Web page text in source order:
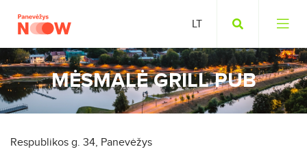
MĖSMALĖ GRILL PUB
Respublikos g. 34, Panevėžys